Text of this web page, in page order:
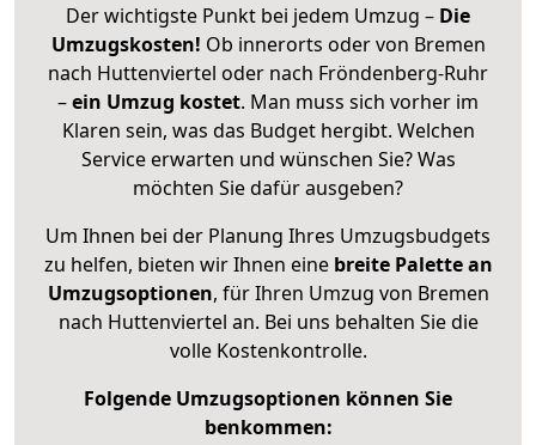
Der wichtigste Punkt bei jedem Umzug – Die
Umzugskosten! Ob innerorts oder von Bremen
nach Huttenviertel oder nach Fröndenberg-Ruhr
–ein Umzug kostet. Man muss sich vorher im
Klaren sein, was das Budget hergibt. Welchen
Service erwarten und wünschen Sie? Was
möchten Sie dafür ausgeben?
Um Ihnen bei der Planung Ihres Umzugsbudgets
zu helfen, bieten wir Ihnen eine breite Palette an
Umzugsoptionen, für Ihren Umzug von Bremen
nach Huttenviertel an. Bei uns behalten Sie die
volle Kostenkontrolle.
Folgende Umzugsoptionen können Sie
benkommen: